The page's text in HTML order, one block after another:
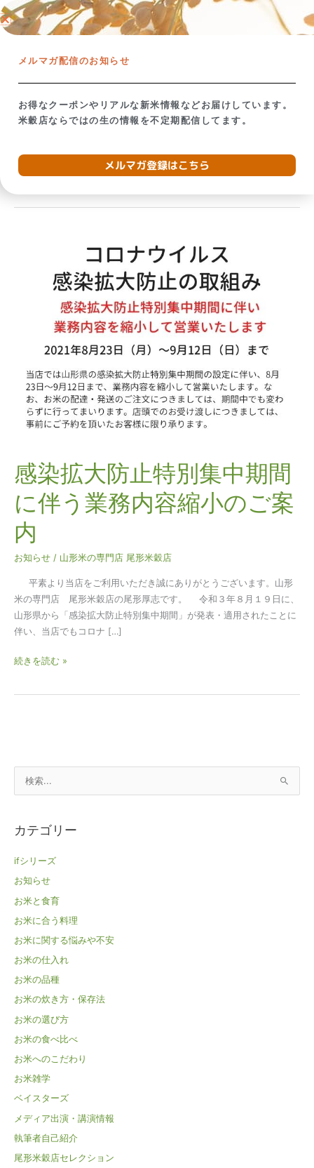
内
容
ネットショップ →
2021年8月
感染拡大防止特別集中期間
に伴う業務内容縮小のご案
内
お知らせ / 山形米の専門店 尾形米穀店
平素より当店をご利用いただき誠にありがとうございます。山形
米の専門店 尾形米穀店の尾形厚志です。 令和３年８月１９日に、
山形県から「感染拡大防止特別集中期間」が発表・適用されたことに
伴い、当店でもコロナ […]
う
業
務
内
容
縮
小
ご
案
内
続きを読む »
象
カテゴリー
ifシリーズ
お知らせ
お米と食育
お米に合う料理
お米に関する悩みや不安
お米の仕入れ
お米の品種
お米の炊き方・保存法
お米の選び方
お米の食べ比べ
お米へのこだわり
お米雑学
ベイスターズ
メディア出演・講演情報
執筆者自己紹介
尾形米穀店セレクション
メルマガ配信のお知らせ
お得なクーポンやリアルな新米情報などお届けしています。
米穀店ならではの生の情報を不定期配信してます。
メルマガ登録はこちら